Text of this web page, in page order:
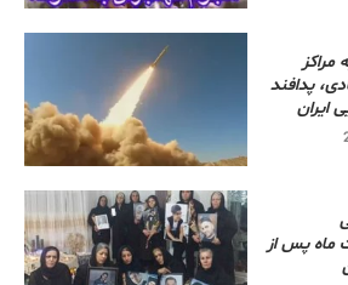
مراکز
پدافند
ایران
ماه پس از